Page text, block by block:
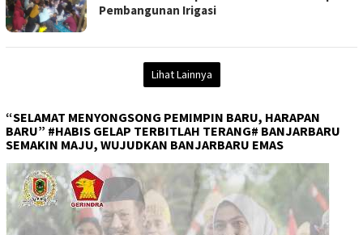
Pembangunan Irigasi
Lihat Lainnya
“SELAMAT MENYONGSONG PEMIMPIN BARU, HARAPAN
BARU” #HABIS GELAP TERBITLAH TERANG# BANJARBARU
SEMAKIN MAJU, WUJUDKAN BANJARBARU EMAS